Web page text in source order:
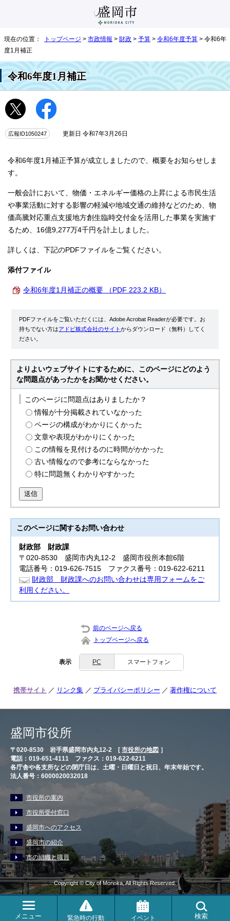
現在の位置： トップページ > 市政情報 > 財政 > 予算 > 令和6年度予算 > 令和6年
度1月補正
令和6年度1月補正
広報ID1050247 更新日 令和7年3月26日
令和6年度1月補正予算が成立しましたので、概要をお知らせしま
す。
一般会計において、物価・エネルギー価格の上昇による市民生活
や事業活動に対する影響の軽減や地域交通の維持などのため、物
価高騰対応重点支援地方創生臨時交付金を活用した事業を実施す
るため、16億9,277万4千円を計上しました。
詳しくは、下記のPDFファイルをご覧ください。
添付ファイル
令和6年度1月補正の概要 （PDF 223.2 KB）
PDFファイルをご覧いただくには、Adobe Acrobat Readerが必要です。お
持ちでない方はアドビ株式会社のサイトからダウンロード（無料）してく
ださい。
よりよいウェブサイトにするために、このページにどのよう
な問題点があったかをお聞かせください。
このページに問題点はありましたか？
情報が十分掲載されていなかった
ページの構成がわかりにくかった
文章や表現がわかりにくかった
この情報を見付けるのに時間がかかった
古い情報なので参考にならなかった
特に問題無くわかりやすかった
送信
このページに関するお問い合わせ
財政部 財政課
〒020-8530 盛岡市内丸12-2 盛岡市役所本館6階
電話番号：019-626-7515 ファクス番号：019-622-6211
財政部 財政課へのお問い合わせは専用フォームをご
利用ください。
前のページへ戻る
トップページへ戻る
表示 PC スマートフォン
メニュー 緊急時の行動 イベント 検索
携帯サイト リンク集 プライバシーポリシー 著作権について
盛岡市役所
〒020-8530 岩手県盛岡市内丸12-2 [ 市役所の地図 ］
電話：019-651-4111 ファクス：019-622-6211
各庁舎や各支所などの閉庁日は、土曜・日曜日と祝日、年末年始です。
法人番号：6000020032018
市役所の案内
市役所受付窓口
盛岡市へのアクセス
盛岡市の紹介
市の組織と職員
Copyright © City of Morioka, All Rights Reserved.